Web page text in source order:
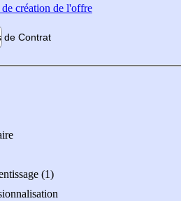
création de l'offre
de Contrat
(1)